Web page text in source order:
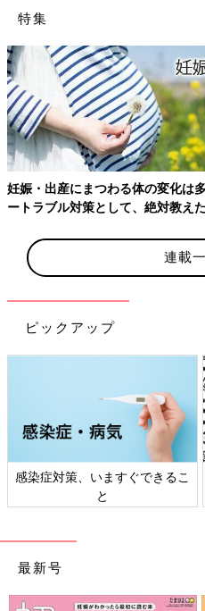
たまひよ ファミリーパークで宝
あればだれでも参加できるクイ
トを手に入れよう！
なりきり表紙体験
会場で「たまごクラブ」「ひよ
れちゃう!? 来場記念におすす
※撮影にはご自身のカメラが必要
特集
妊娠・出産にまつわる体の変化は
ートラブル対策として、絶対教え
連載
ピックアップ
感染症対策、いますぐできるこ
と
最新号